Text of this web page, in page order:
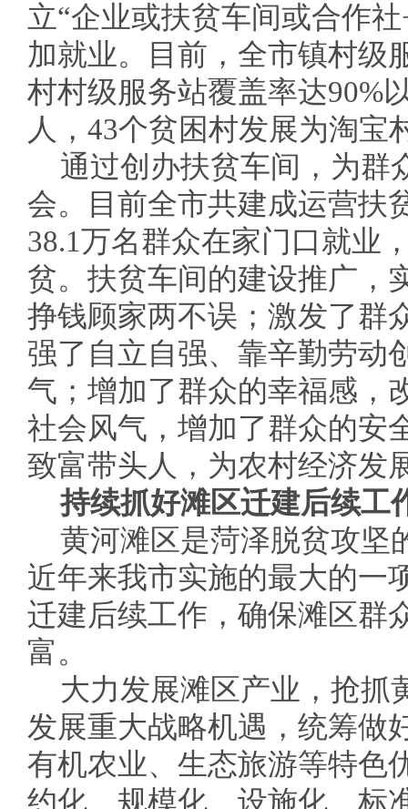
立“企业或扶贫车间或合作
加就业。目前，全市镇村级
村村级服务站覆盖率达90%
人，43个贫困村发展为淘宝
通过创办扶贫车间，为群
会。目前全市共建成运营扶
38.1万名群众在家门口就业
贫。扶贫车间的建设推广，
挣钱顾家两不误；激发了群
强了自立自强、靠辛勤劳动
气；增加了群众的幸福感，
社会风气，增加了群众的安
致富带头人，为农村经济发
持续抓好滩区迁建后续工
黄河滩区是菏泽脱贫攻坚
近年来我市实施的最大的一
迁建后续工作，确保滩区群
富。
大力发展滩区产业，抢抓
发展重大战略机遇，统筹做
有机农业、生态旅游等特色
约化、规模化、设施化、标